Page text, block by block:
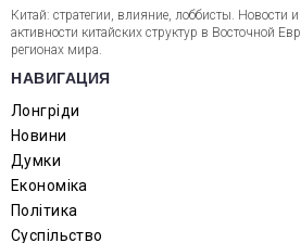
Китай: стратегии, влияние, лоббисты. Новости
активности китайских структур в Восточной
регионах мира.
НАВИГАЦИЯ
Лонгріди
Новини
Думки
Економіка
Політика
Суспільство